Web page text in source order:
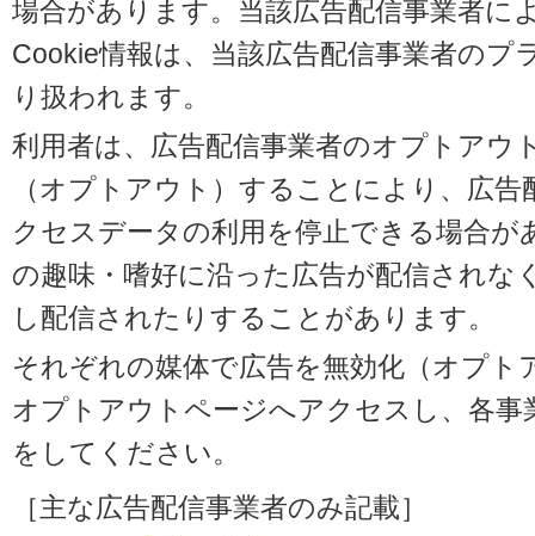
場合があります。当該広告配信事業者に
Cookie情報は、当該広告配信事業者のプ
り扱われます。
利用者は、広告配信事業者のオプトアウ
（オプトアウト）することにより、広
クセスデータの利用を停止できる場合が
の趣味・嗜好に沿った広告が配信されな
し配信されたりすることがあります。
それぞれの媒体で広告を無効化（オプト
オプトアウトページへアクセスし、各
をしてください。
［主な広告配信事業者のみ記載］